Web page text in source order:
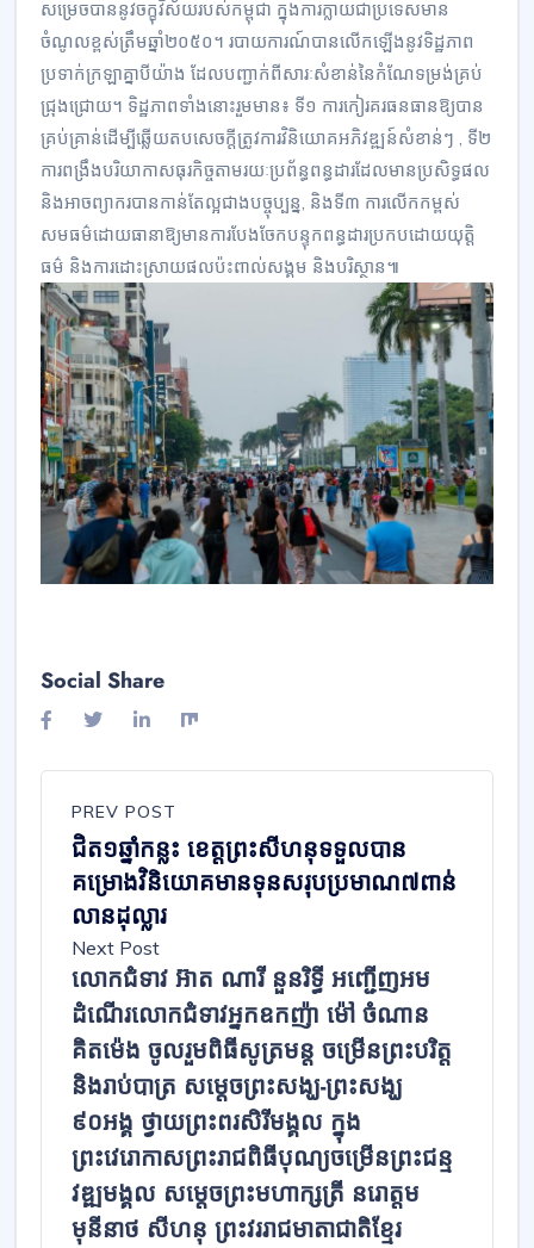
សម្រេចបាននូវ​ចក្ខុវិស័យរបស់កម្ពុជា ក្នុងការក្លាយជាប្រទេសមាន
ចំណូលខ្ពស់ត្រឹមឆ្នាំ២០៥០។ របាយ​ការណ៍បាន​លើកឡើងនូវទិដ្ឋភាព
ប្រទាក់​ក្រឡាគ្នាបីយ៉ាង ដែលបញ្ជាក់ពីសារៈសំខាន់នៃកំណែទម្រង់គ្រប់​
ជ្រុង​ជ្រោយ​។ ទិដ្ឋភាព​ទាំងនោះ​រួមមាន​៖ ទី១ ការកៀរគរធនធានឱ្យ​បាន​
គ្រប់គ្រាន់ដើម្បីឆ្លើយតប​សេចក្តី​ត្រូវ​ការវិនិយោគអភិវឌ្ឍន៍សំខាន់ៗ , ទី២
ការពង្រឹងបរិយាកាសធុរកិច្ចតាមរយៈប្រព័ន្ធពន្ធដារដែលមានប្រសិទ្ធផល
និងអាចព្យាករបានកាន់តែល្អជាង​បច្ចុប្បន្ន, និងទី៣ ការលើកកម្ពស់
សមធម៌ដោយធានាឱ្យ​មាន​ការបែងចែកបន្ទុកពន្ធដារប្រកបដោយយុត្តិ
ធម៌ និងការដោះស្រាយផលប៉ះពាល់សង្គម និងបរិស្ថាន៕
Social Share
PREV POST
ជិត១ឆ្នាំកន្លះ ខេត្តព្រះសីហនុ​ទទួលបាន
គម្រោង​វិនិយោគមានទុនសរុប​ប្រមាណ៧ពាន់​
លានដុល្លារ​
Next Post
លោកជំទាវ អ៊ាត ណារី នួនរិទ្ធី អញ្ជើញអម
ដំណើរលោកជំទាវអ្នកឧកញ៉ា ម៉ៅ ចំណាន
គិតម៉េង ចូលរួមពិធីសូត្រមន្ត ចម្រើនព្រះបរិត្ត
និងរាប់បាត្រ សម្តេចព្រះសង្ឃ-ព្រះសង្ឃ
៩០អង្គ ថ្វាយព្រះពរសិរីមង្គល ក្នុង
ព្រះវេរោកាសព្រះរាជពិធីបុណ្យចម្រើនព្រះជន្ម
វឌ្ឍមង្គល សម្តេចព្រះមហាក្សត្រី នរោត្តម
មុនីនាថ សីហនុ ព្រះវររាជមាតាជាតិខ្មែរ